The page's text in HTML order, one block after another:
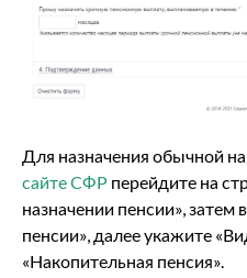
Для назначения обычной
сайте СФР перейдите на
назначении пенсии», затем
пенсии», далее укажите
«Накопительная пенсия».